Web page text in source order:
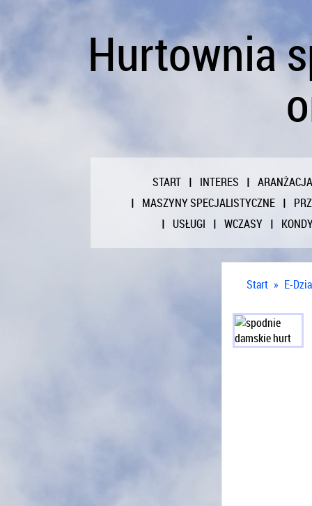
Hurtownia
START INTERES
ARANŻACJA
MASZYNY SPECJALISTYCZNE
USŁUGI
WCZASY
Start » E-